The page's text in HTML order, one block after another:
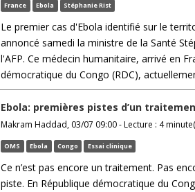
France Ebola Stéphanie Rist
Le premier cas d'Ebola identifié sur le
annoncé samedi la ministre de la Santé
l'AFP. Ce médecin humanitaire, arrivé en
démocratique du Congo (RDC),
Ebola: premières pistes d’un
Makram Haddad, 03/07 09:00 - Lecture : 4
OMS Ebola Congo Essai clinique
Ce n’est pas encore un traitement. Pas
piste. En République démocratique du